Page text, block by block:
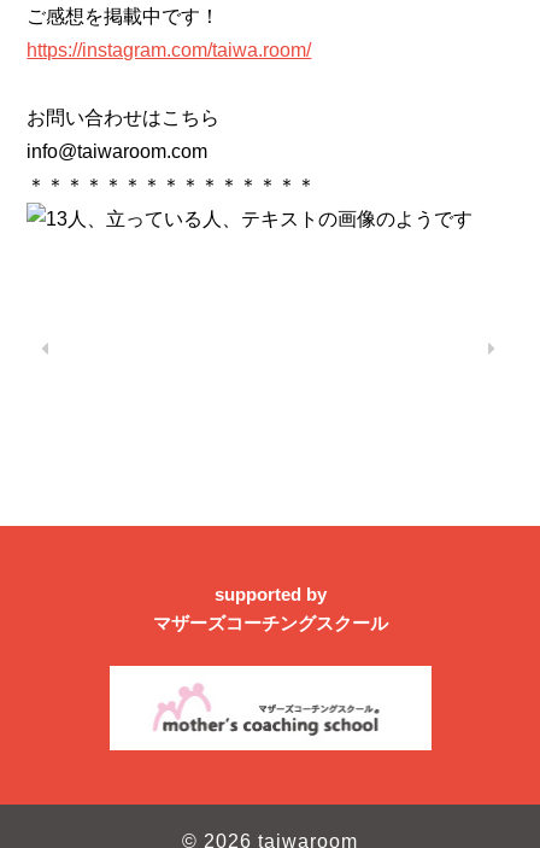
ご感想を掲載中です！
https://instagram.com/taiwa.room/
お問い合わせはこちら
info@taiwaroom.com
＊＊＊＊＊＊＊＊＊＊＊＊＊＊＊
supported by
マザーズコーチングスクール
© 2026 taiwaroom